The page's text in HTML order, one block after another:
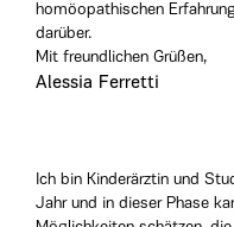
homöopathischen
darüber.
Mit freundlichen Grüßen,
Alessia Ferretti
Ich bin Kinderärztin und
Jahr und in dieser Phase